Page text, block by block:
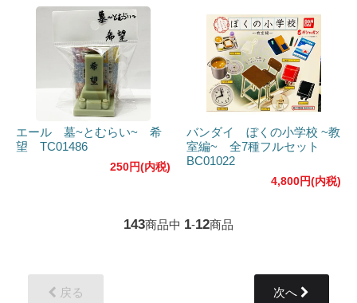
エール 墓~とむらい~ 希
望 TC01486
250円(内税)
バンダイ ぼくの小学校 ~教
室編~ 全7種フルセット
BC01022
4,800円(内税)
143商品中 1-12商品
戻る 次へ